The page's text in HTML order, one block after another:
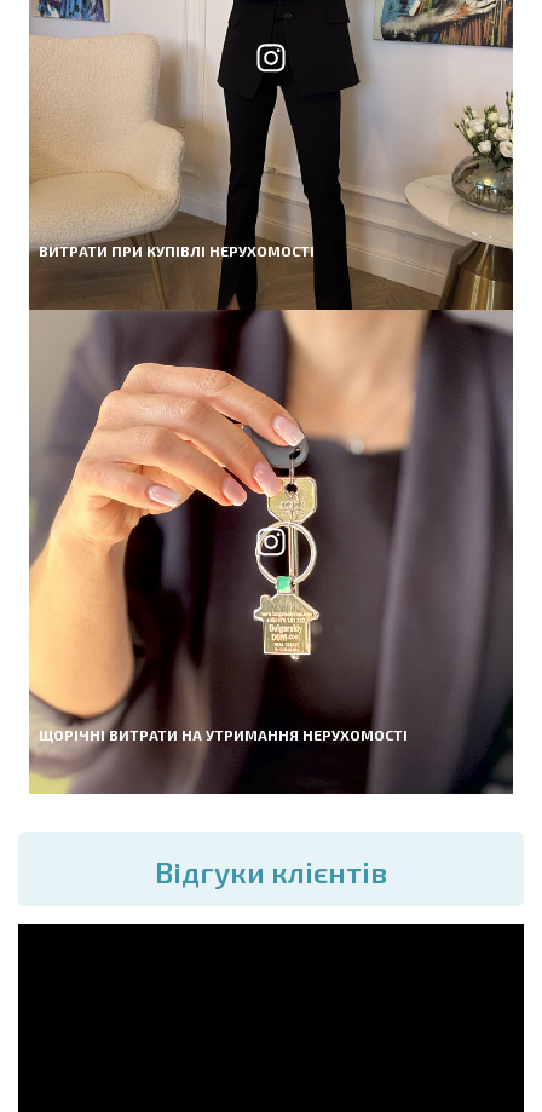
ВИТРАТИ ПРИ КУПІВЛІ НЕРУХОМОСТІ
ЩОРІЧНІ ВИТРАТИ НА УТРИМАННЯ НЕРУХОМОСТІ
Вiдгуки клієнтів